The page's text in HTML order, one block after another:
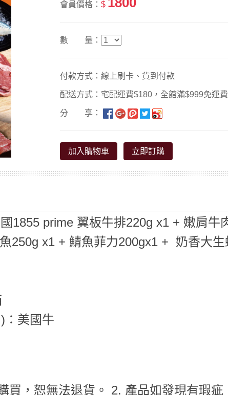
會員價格： $
數 量：
付款方式：線上刷卡、貨到付款
配送方式：宅配運費$180，全館滿$999免運費
分 享：
加入購物車 立即訂購